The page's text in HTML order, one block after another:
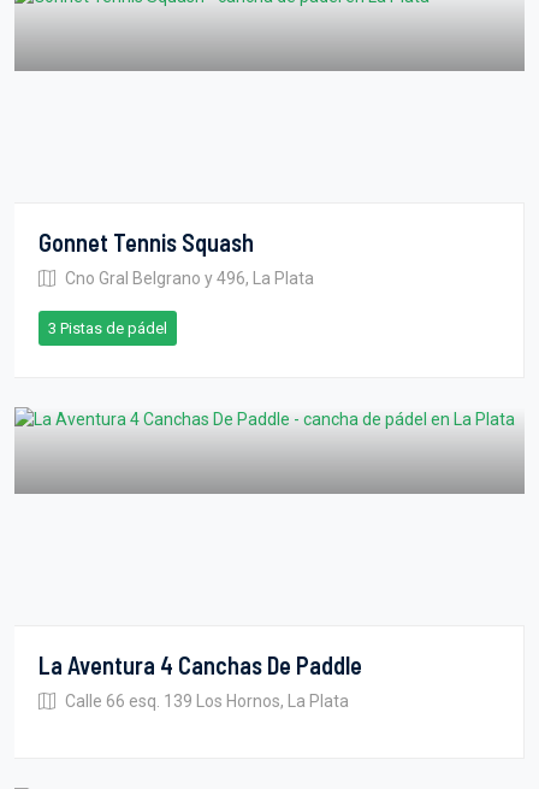
Gonnet Tennis Squash
Cno Gral Belgrano y 496, La Plata
3 Pistas de pádel
La Aventura 4 Canchas De Paddle
Calle 66 esq. 139 Los Hornos, La Plata